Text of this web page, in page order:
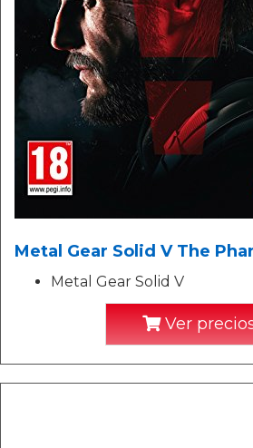
Metal Gear Solid V The
Metal Gear Solid V
Ver